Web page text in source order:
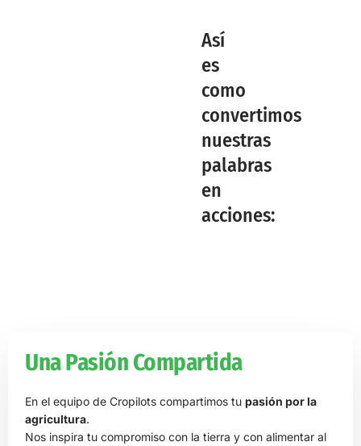
Así
es
como
convertimos
nuestras
palabras
en
acciones:
Una Pasión Compartida
En el equipo de Cropilots compartimos tu pasión por la
agricultura.
Nos inspira tu compromiso con la tierra y con alimentar al